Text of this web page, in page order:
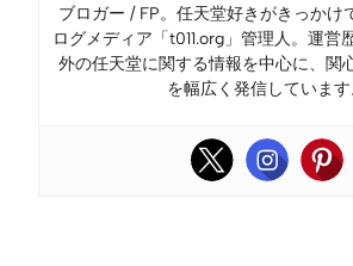
ブロガー / FP。任天堂好きがきっかけ
ログメディア「t011.org」管理人。運営
外の任天堂に関する情報を中心に、関
を幅広く発信しています